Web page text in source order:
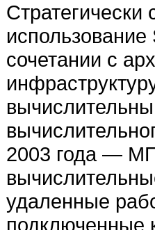
Стратегически
использование
сочетании с
2003 года —
удаленные
подключенные